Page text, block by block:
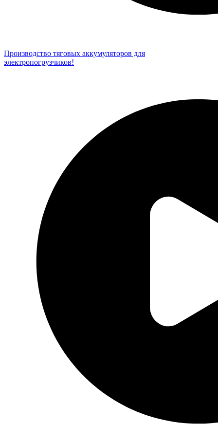
Производство тяговых аккумуляторов для
электропогрузчиков!